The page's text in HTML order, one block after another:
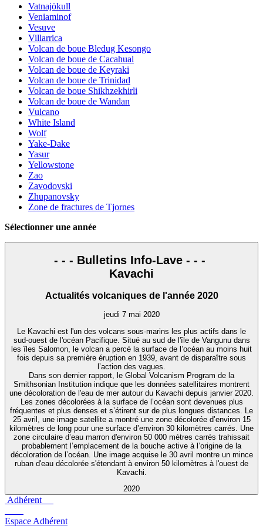
Vatnajökull
Veniaminof
Vesuve
Villarrica
Volcan de boue Bledug Kesongo
Volcan de boue de Cacahual
Volcan de boue de Keyraki
Volcan de boue de Trinidad
Volcan de boue Shikhzekhirli
Volcan de boue de Wandan
Vulcano
White Island
Wolf
Yake-Dake
Yasur
Yellowstone
Zao
Zavodovski
Zhupanovsky
Zone de fractures de Tjornes
Sélectionner une année
- - - Bulletins Info-Lave - - -
Kavachi
Actualités volcaniques de l'année 2020
jeudi 7 mai 2020
Le Kavachi est l'un des volcans sous-marins les plus actifs dans le
sud-ouest de l'océan Pacifique. Situé au sud de l'île de Vangunu dans
les îles Salomon, le volcan a percé la surface de l’océan au moins huit
fois depuis sa première éruption en 1939, avant de disparaître sous
l’action des vagues.
Dans son dernier rapport, le Global Volcanism Program de la
Smithsonian Institution indique que les données satellitaires montrent
une décoloration de l'eau de mer autour du Kavachi depuis janvier 2020.
Les zones décolorées à la surface de l’océan sont devenues plus
fréquentes et plus denses et s’étirent sur de plus longues distances. Le
25 avril, une image satellite a montré une zone décolorée d’environ 15
kilomètres de long pour une surface d’environ 30 kilomètres carrés. Une
zone circulaire d’eau marron d'environ 50 000 mètres carrés trahissait
probablement l’emplacement de la bouche active à l’origine de la
décoloration de l’océan. Une image acquise le 30 avril montre un mince
ruban d'eau décolorée s'étendant à environ 50 kilomètres à l'ouest de
Kavachi.
2020
Adhérent
Espace Adhérent